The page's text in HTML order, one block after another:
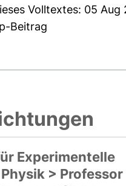
Volltextes: 05 Aug
Beitrag
Experimentelle
> Professor